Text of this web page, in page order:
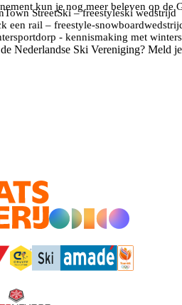
kun je nog meer beleven op
StreetSki – freestyleski wedstrijd
een rail – freestyle-
- kennismaking met
Nederlandse Ski Vereniging? Meld